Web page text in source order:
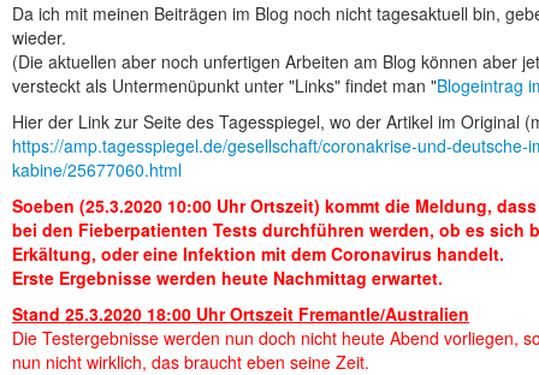
Da ich mit meinen Beiträgen im Blog noch nicht tagesaktuell bin,
wieder.
(Die aktuellen aber noch unfertigen Arbeiten am Blog können aber
versteckt als Untermenüpunkt unter "Links" findet man "Blogeintrag
Hier der Link zur Seite des Tagesspiegel, wo der Artikel im Original
https://amp.tagesspiegel.de/gesellschaft/coronakrise-und-
kabine/25677060.html
Soeben (25.3.2020 10:00 Uhr Ortszeit) kommt die Meldung,
bei den Fieberpatienten Tests durchführen werden, ob es sich
Erkältung, oder eine Infektion mit dem Coronavirus handelt.
Erste Ergebnisse werden heute Nachmittag erwartet.
Stand 25.3.2020 18:00 Uhr Ortszeit Fremantle/Australien
Die Testergebnisse werden nun doch nicht heute Abend vorliegen,
nun nicht wirklich, das braucht eben seine Zeit.